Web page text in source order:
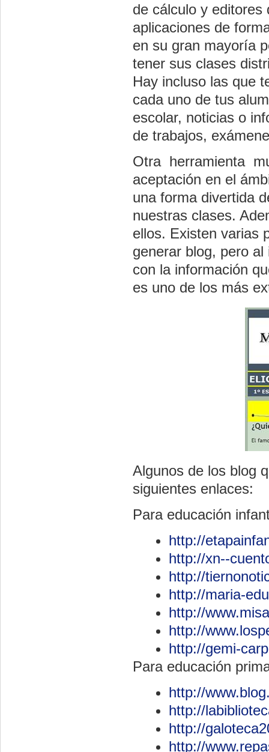
de cálculo y editores
aplicaciones de
en su gran mayoría
tener sus clases
Hay incluso las que
cada uno de tus
escolar, noticias o
de trabajos,
Otra herramienta
aceptación en el
una forma divertida
nuestras clases.
ellos. Existen varias
generar blog, pero
con la información
es uno de los más
Algunos de los blog
siguientes enlaces:
Para educación
http://
http://xn--
http://
http://maria-
http://
http://
http://gemi-
Para educación
http://
http://
http://
http://